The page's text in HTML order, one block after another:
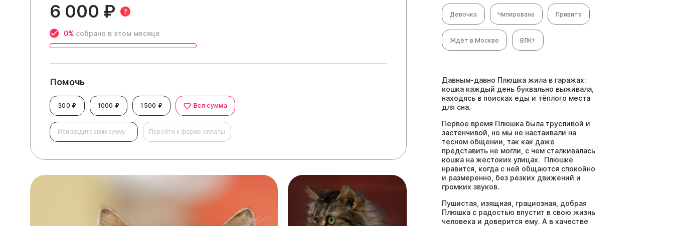
6 000 ₽ ?
0% собрано в этом месяце
Помочь
300 ₽ 1000 ₽ 1500 ₽ Вся сумма
Перейти к форме оплаты
Девочка Чипирована Привита
Ждёт в Москве ВЛК+
Давным-давно Плюшка жила в гаражах:
кошка каждый день буквально выживала,
находясь в поисках еды и тёплого места
для сна.
Первое время Плюшка была трусливой и
застенчивой, но мы не настаивали на
тесном общении, так как даже
представить не могли, с чем сталкивалась
кошка на жестоких улицах. Плюшке
нравится, когда с ней общаются спокойно
и размеренно, без резких движений и
громких звуков.
Пушистая, изящная, грациозная, добрая
Плюшка с радостью впустит в свою жизнь
человека и доверится ему. А в качестве